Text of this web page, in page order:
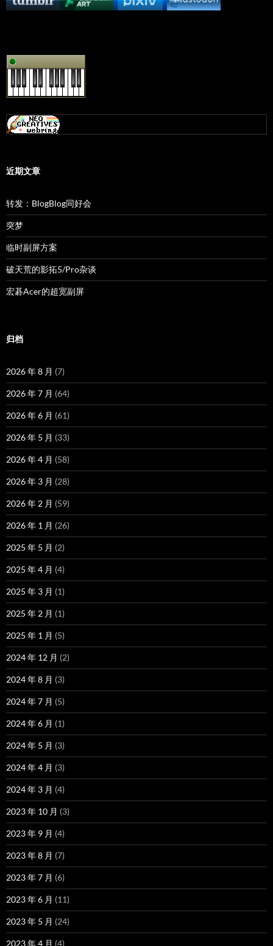
近期文章
转发：BlogBlog同好会
突梦
临时副屏方案
破天荒的影拓5/Pro杂谈
宏碁Acer的超宽副屏
归档
2026 年 8 月 (7)
2026 年 7 月 (64)
2026 年 6 月 (61)
2026 年 5 月 (33)
2026 年 4 月 (58)
2026 年 3 月 (28)
2026 年 2 月 (59)
2026 年 1 月 (26)
2025 年 5 月 (2)
2025 年 4 月 (4)
2025 年 3 月 (1)
2025 年 2 月 (1)
2025 年 1 月 (5)
2024 年 12 月 (2)
2024 年 8 月 (3)
2024 年 7 月 (5)
2024 年 6 月 (1)
2024 年 5 月 (3)
2024 年 4 月 (3)
2024 年 3 月 (4)
2023 年 10 月 (3)
2023 年 9 月 (4)
2023 年 8 月 (7)
2023 年 7 月 (6)
2023 年 6 月 (11)
2023 年 5 月 (24)
2023 年 4 月 (4)